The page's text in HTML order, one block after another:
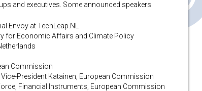
and executives. Some announced speakers
Envoy at TechLeap.NL
for Economic Affairs and Climate Policy
Commission
Vice-President Katainen, European Commission
Financial Instruments, European Commission